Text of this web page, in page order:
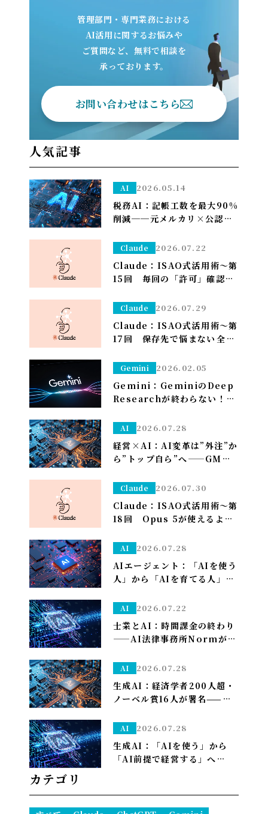
管理部門・専門業務における
AI活用に関するお悩みや
ご質問など、無料で相談を
承っております。
お問い合わせはこちら
人気記事
AI 2026.05.14
税務AI：記帳工数を最大90%
削減──元メルカリ×公認会
Zeimee、半年後の本格投入
Claude 2026.07.22
Claude：ISAO式活用術～第
15回 毎回の「許可」確認が
は「常に許可」で流す（※管
Claude 2026.07.29
Claude：ISAO式活用術～第
17回 保存先で悩まない――全部
して、仕分けはClaudeに任
Gemini 2026.02.05
Gemini：GeminiのDeep
Researchが終わらない！？
た1つ」のこと
AI 2026.07.28
経営×AI：AI変革は”外注”か
ら”トップ自ら”へ——GMO熊
任、社長がコードを書く
Claude 2026.07.30
Claude：ISAO式活用術～第
18回 Opus 5が使えるよう
ので改めて使い分けを考え直
Opus、「集める・手を動か
す」はSonnet～
AI 2026.07.28
AIエージェント：「AIを使う
人」から「AIを育てる人」へ
管理部はこう備える
AI 2026.07.22
士業とAI：時間課金の終わり
——AI法律事務所Normがユ
ぐ」への転換
AI 2026.07.28
生成AI：経済学者200人超・
ノーベル賞16人が署名——
AIの雇用喪失リスクに警鐘
AI 2026.07.28
生成AI：「AIを使う」から
「AI前提で経営する」へ——
ル企業も現実に
カテゴリ